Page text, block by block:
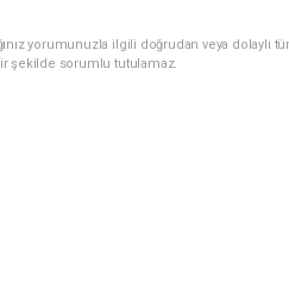
yorumunuzla ilgili doğrudan veya dolaylı
şekilde sorumlu tutulamaz.